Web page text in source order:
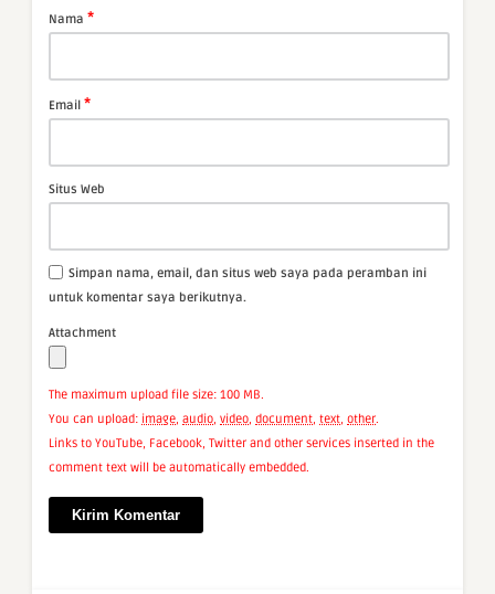
Nama *
Email *
Situs Web
Simpan nama, email, dan situs web saya pada peramban ini
untuk komentar saya berikutnya.
Attachment
The maximum upload file size: 100 MB.
You can upload: image, audio, video, document, text, other.
Links to YouTube, Facebook, Twitter and other services inserted in the
comment text will be automatically embedded.